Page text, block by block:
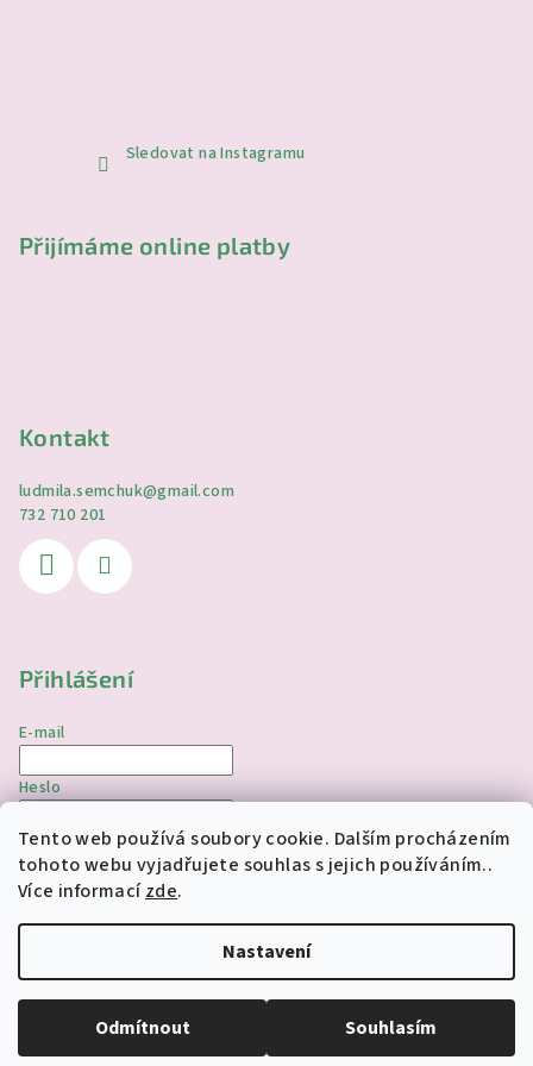
Tento web používá soubory cookie. Dalším procházením
tohoto webu vyjadřujete souhlas s jejich používáním..
Více informacízde.
Nastavení
Odmítnout Souhlasím
Sledovat na Instagramu
Přijímáme online platby
Kontakt
ludmila.semchuk@gmail.com
732 710 201
Přihlášení
E-mail
Heslo
Přihlásit se
Nová registrace Zapomenuté heslo
Upravit nastavení cookies
Vytvořil Shoptet